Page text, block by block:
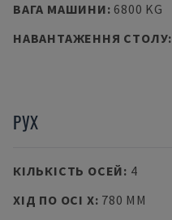
ВАГА МАШИНИ: 6800 KG
НАВАНТАЖЕННЯ СТОЛУ:
РУХ
КІЛЬКІСТЬ ОСЕЙ: 4
ХІД ПО ОСІ X: 780 MM